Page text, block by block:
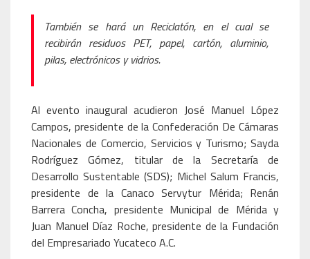
También se hará un Reciclatón, en el cual se
recibirán residuos PET, papel, cartón, aluminio,
pilas, electrónicos y vidrios.
Al evento inaugural acudieron José Manuel López
Campos, presidente de la Confederación De Cámaras
Nacionales de Comercio, Servicios y Turismo; Sayda
Rodríguez Gómez, titular de la Secretaría de
Desarrollo Sustentable (SDS); Michel Salum Francis,
presidente de la Canaco Servytur Mérida; Renán
Barrera Concha, presidente Municipal de Mérida y
Juan Manuel Díaz Roche, presidente de la Fundación
del Empresariado Yucateco A.C.